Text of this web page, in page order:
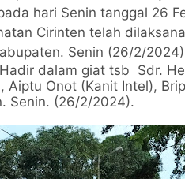
hari Senin tanggal 26
Cirinten telah
Senin (26/2/
dalam giat tsb Sdr.
Aiptu Onot (Kanit Intel),
Senin. (26/2/2024).